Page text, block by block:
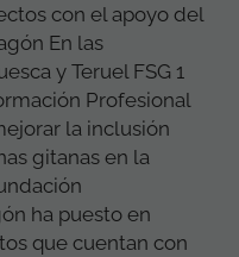
con el apoyo del
En las
y Teruel FSG 1
Profesional
la inclusión
gitanas en la
ha puesto en
que cuentan con